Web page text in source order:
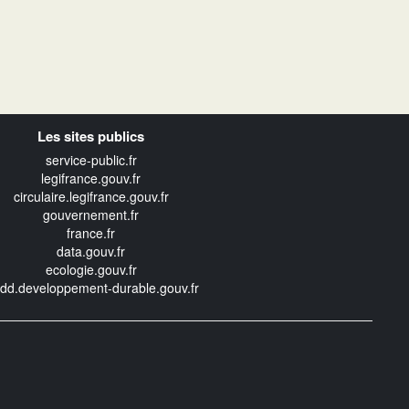
Les sites publics
service-public.fr
legifrance.gouv.fr
circulaire.legifrance.gouv.fr
gouvernement.fr
france.fr
data.gouv.fr
ecologie.gouv.fr
durable.gouv.fr